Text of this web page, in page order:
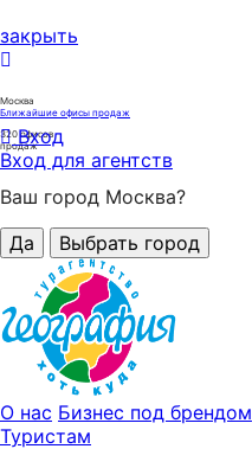
закрыть
Москва
Ближайшие офисы продаж
320офисов
продаж
Вход
Вход для агентств
Ваш город Москва?
Да
Выбрать город
О нас Бизнес под брендом
Туристам